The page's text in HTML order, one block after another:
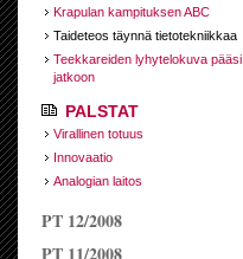
Krapulan kampituksen ABC
Taideteos täynnä tietotekniikkaa
Teekkareiden lyhytelokuva pääsi
jatkoon
PALSTAT
Virallinen totuus
Innovaatio
Analogian laitos
PT 12/2008
PT 11/2008